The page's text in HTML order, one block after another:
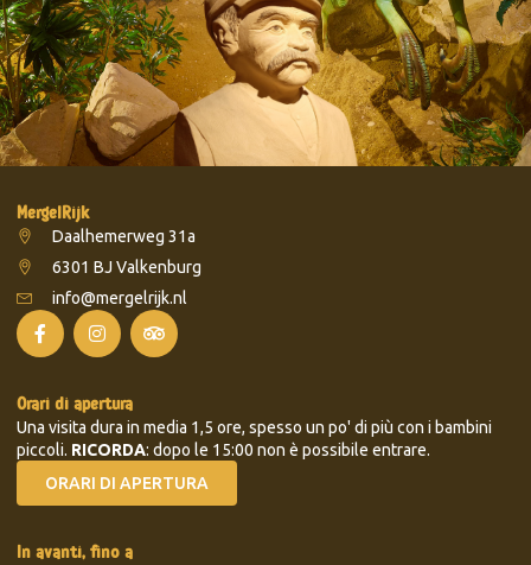
MergelRijk
Daalhemerweg 31a
6301 BJ Valkenburg
info@mergelrijk.nl
Orari di apertura
Una visita dura in media 1,5 ore, spesso un po' di più con i bambini
piccoli. RICORDA: dopo le 15:00 non è possibile entrare.
ORARI DI APERTURA
In avanti, fino a